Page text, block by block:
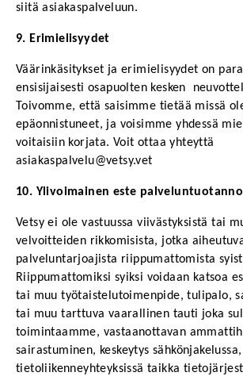
siitä asiakaspalveluun.
9. Erimielisyydet
Väärinkäsitykset ja erimielisyydet on
ensisijaisesti osapuolten kesken
Toivomme, että saisimme tietää missä
epäonnistuneet, ja voisimme yhdessä
voitaisiin korjata. Voit ottaa yhteyttä
asiakaspalvelu@vetsy.vet
10. Ylivoimainen este
Vetsy ei ole vastuussa viivästyksistä tai
velvoitteiden rikkomisista, jotka
palveluntarjoajista riippumattomista
Riippumattomiksi syiksi voidaan katsoa
tai muu työtaistelutoimenpide, tulipalo,
tai muu tarttuva vaarallinen tauti joka
toimintaamme, vastaanottavan
sairastuminen, keskeytys sähkönjakelussa,
tietoliikenneyhteyksissä taikka